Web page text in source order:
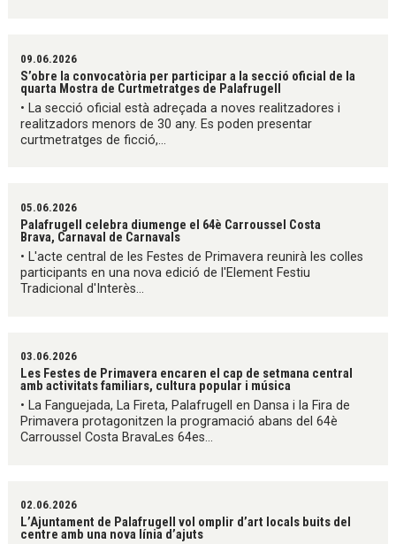
09.06.2026
S’obre la convocatòria per participar a la secció oficial de la
quarta Mostra de Curtmetratges de Palafrugell
• La secció oficial està adreçada a noves realitzadores i
realitzadors menors de 30 any. Es poden presentar
curtmetratges de ficció,...
05.06.2026
Palafrugell celebra diumenge el 64è Carroussel Costa
Brava, Carnaval de Carnavals
• L'acte central de les Festes de Primavera reunirà les colles
participants en una nova edició de l'Element Festiu
Tradicional d'Interès...
03.06.2026
Les Festes de Primavera encaren el cap de setmana central
amb activitats familiars, cultura popular i música
• La Fanguejada, La Fireta, Palafrugell en Dansa i la Fira de
Primavera protagonitzen la programació abans del 64è
Carroussel Costa BravaLes 64es...
02.06.2026
L’Ajuntament de Palafrugell vol omplir d’art locals buits del
centre amb una nova línia d’ajuts